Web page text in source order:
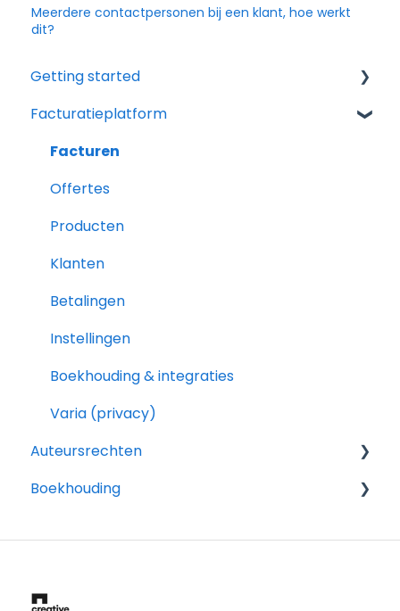
Meerdere contactpersonen bij een klant, hoe werkt
dit?
Getting started
Ik heb nog geen account, of heb er net één
Facturatieplatform
Facturen
Offertes
Producten
Klanten
Betalingen
Instellingen
Boekhouding & integraties
Varia (privacy)
Auteursrechten
General
Boekhouding
Btw